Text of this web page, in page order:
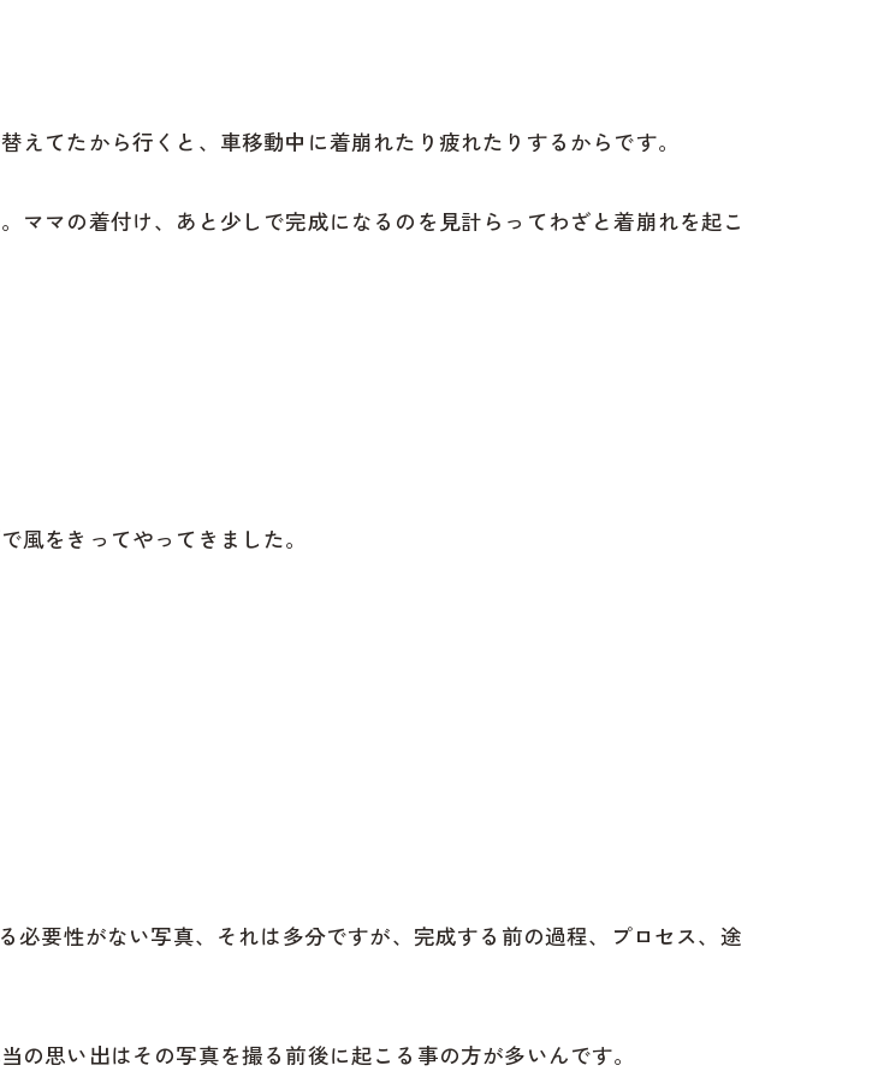
てたから行くと、車移動中に着崩れたり疲れたりするからです。
ママの着付け、あと少しで完成になるのを見計らってわざと着崩れを起こ
風をきってやってきました。
要性がない写真、それは多分ですが、完成する前の過程、プロセス、途
思い出はその写真を撮る前後に起こる事の方が多いんです。